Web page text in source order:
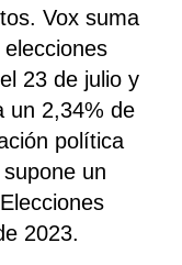
Vox suma
23 de julio y
un 2,34% de
política
un
2023.